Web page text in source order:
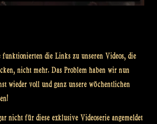
funktionierten die Links zu unseren Videos, die
nicht mehr. Das Problem haben wir nun
wieder voll und ganz unsere wöchentlichen
nicht für diese exklusive Videoserie angemeldet